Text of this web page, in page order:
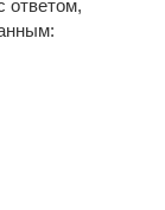
ответом,